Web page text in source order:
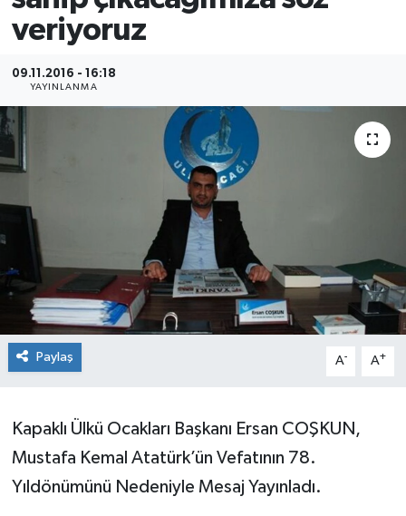
veriyoruz
09.11.2016 - 16:18
YAYINLANMA
Paylaş A- A+
Kapaklı Ülkü Ocakları Başkanı Ersan COŞKUN,
Mustafa Kemal Atatürk’ün Vefatının 78.
Yıldönümünü Nedeniyle Mesaj Yayınladı.
Eğitim
Siyaset
Teknoloji
Yaşam
Süper Lig Puan Durumu ve Fikstür
Tüm Manşetler